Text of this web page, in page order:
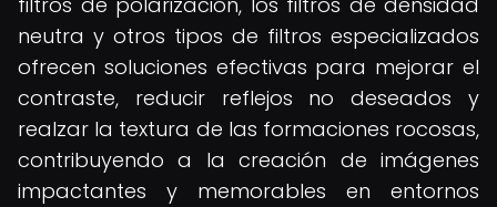
neutra y otros tipos de filtros especializados
ofrecen soluciones efectivas para mejorar el
contraste, reducir reflejos no deseados y
realzar la textura de las formaciones rocosas,
contribuyendo a la creación de imágenes
impactantes y memorables en entornos